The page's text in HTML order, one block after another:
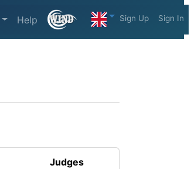
Help Sign Up Sign In
Judges